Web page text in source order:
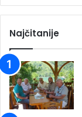
Najčitanije